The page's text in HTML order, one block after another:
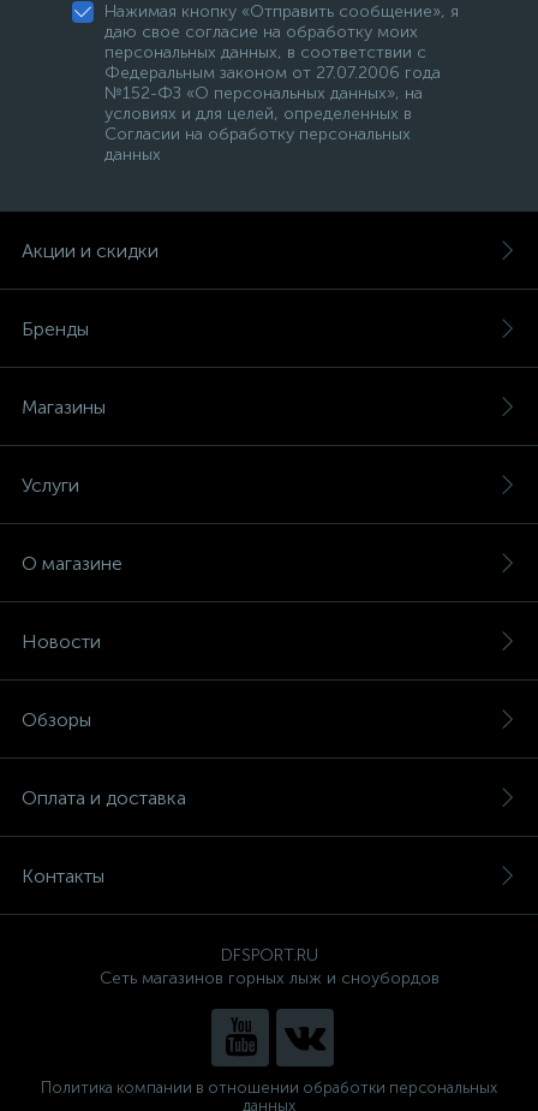
Нажимая кнопку «Отправить сообщение», я
даю свое согласие на обработку моих
персональных данных, в соответствии с
Федеральным законом от 27.07.2006 года
№152-ФЗ «О персональных данных», на
условиях и для целей, определенных в
Согласии на обработку персональных
данных
Акции и скидки
Бренды
Магазины
Услуги
О магазине
Новости
Обзоры
Оплата и доставка
Контакты
DFSPORT.RU
Сеть магазинов горных лыж и сноубордов
Политика компании в отношении обработки персональных
данных